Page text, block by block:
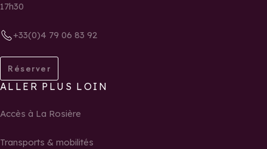
17h30
+33(0)4 79 06 83 92
Réserver
ALLER PLUS LOIN
Accès à La Rosière
Transports & mobilités